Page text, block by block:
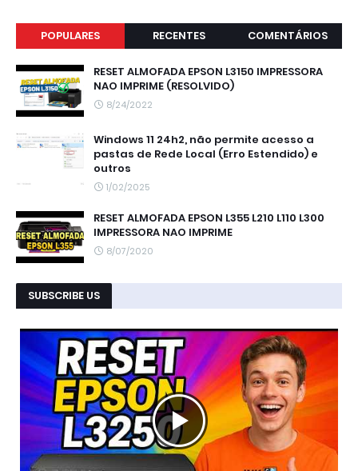
POPULARES RECENTES COMENTÁRIOS
RESET ALMOFADA EPSON L3150 IMPRESSORA
NAO IMPRIME (RESOLVIDO)
8/24/2022
Windows 11 24h2, não permite acesso a
pastas de Rede Local (Erro Estendido) e
outros
1/02/2025
RESET ALMOFADA EPSON L355 L210 L110 L300
IMPRESSORA NAO IMPRIME
8/07/2020
SUBSCRIBE US